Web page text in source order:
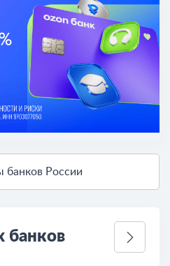
банков России
банков